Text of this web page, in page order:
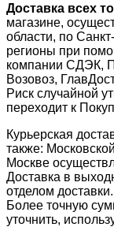
Доставка всех
магазине,
области, по
регионы при
компании СДЭК,
Возовоз,
Риск случайной
переходит к
Курьерская
также:
Москве
Доставка в
отделом доставки.
Более точную
уточнить,